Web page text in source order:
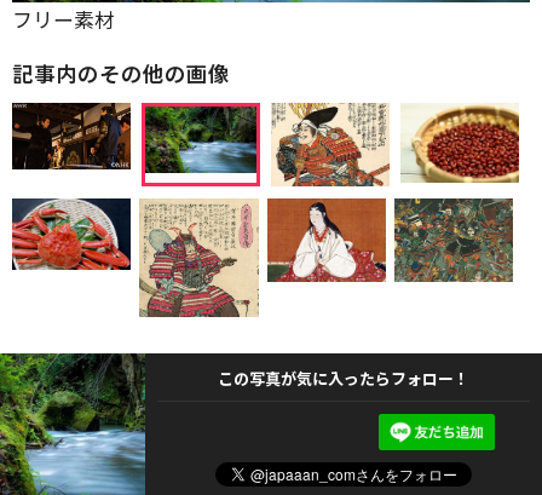
フリー素材
記事内のその他の画像
この写真が気に入ったらフォロー！